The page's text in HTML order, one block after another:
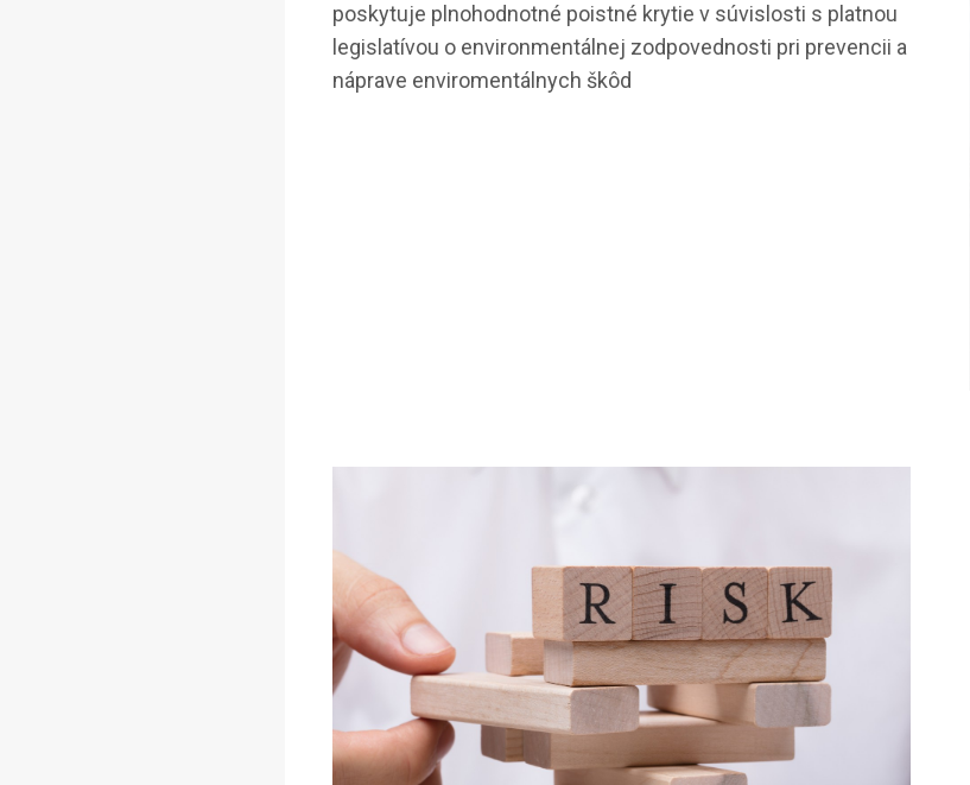
poskytuje plnohodnotné poistné krytie v súvislosti s platnou
legislatívou o environmentálnej zodpovednosti pri prevencii a
náprave enviromentálnych škôd